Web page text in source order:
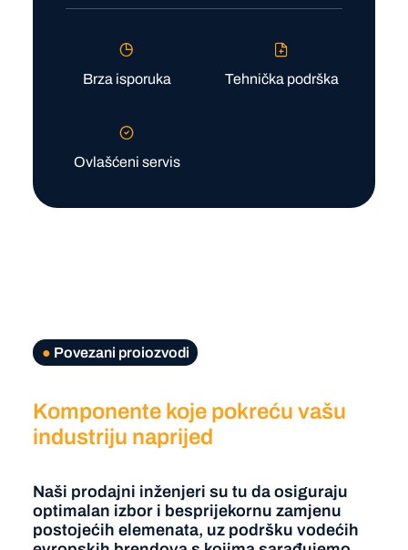
Brza isporuka Tehnička podrška
Ovlašćeni servis
● Povezani proiozvodi
Komponente koje pokreću vašu
industriju naprijed
Naši prodajni inženjeri su tu da osiguraju
optimalan izbor i besprijekornu zamjenu
postojećih elemenata, uz podršku vodećih